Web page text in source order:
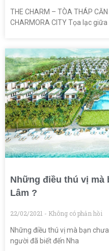
THE CHARM – TÒA THÁP
CHARMORA CITY Tọa lạc
Những điều thú vị mà
Lâm ?
22/02/2021 Không có phản hồi
Những điều thú vị mà bạn
người đã biết đến Nha